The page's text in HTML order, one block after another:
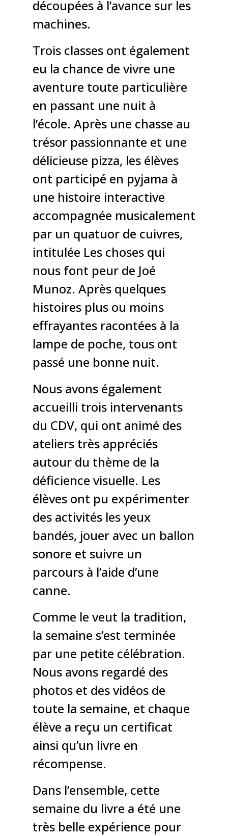
découpées à l’avance sur les
machines.
Trois classes ont également
eu la chance de vivre une
aventure toute particulière
en passant une nuit à
l’école. Après une chasse au
trésor passionnante et une
délicieuse pizza, les élèves
ont participé en pyjama à
une histoire interactive
accompagnée musicalement
par un quatuor de cuivres,
intitulée Les choses qui
nous font peur de Joé
Munoz. Après quelques
histoires plus ou moins
effrayantes racontées à la
lampe de poche, tous ont
passé une bonne nuit.
Nous avons également
accueilli trois intervenants
du CDV, qui ont animé des
ateliers très appréciés
autour du thème de la
déficience visuelle. Les
élèves ont pu expérimenter
des activités les yeux
bandés, jouer avec un ballon
sonore et suivre un
parcours à l’aide d’une
canne.
Comme le veut la tradition,
la semaine s’est terminée
par une petite célébration.
Nous avons regardé des
photos et des vidéos de
toute la semaine, et chaque
élève a reçu un certificat
ainsi qu’un livre en
récompense.
Dans l’ensemble, cette
semaine du livre a été une
très belle expérience pour